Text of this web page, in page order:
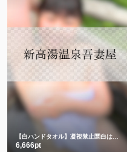
【白ハンドタオル】凝視禁止🈲白は透けちゃうって🫣
6,666pt